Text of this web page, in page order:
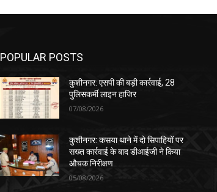
POPULAR POSTS
कुशीनगर: एसपी की बड़ी कार्रवाई, 28
पुलिसकर्मी लाइन हाजिर
07/08/2026
कुशीनगर: कसया थाने में दो सिपाहियों पर
सख्त कार्रवाई के बाद डीआईजी ने किया
औचक निरीक्षण
05/08/2026